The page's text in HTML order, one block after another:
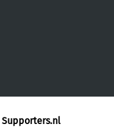
Supporters.nl